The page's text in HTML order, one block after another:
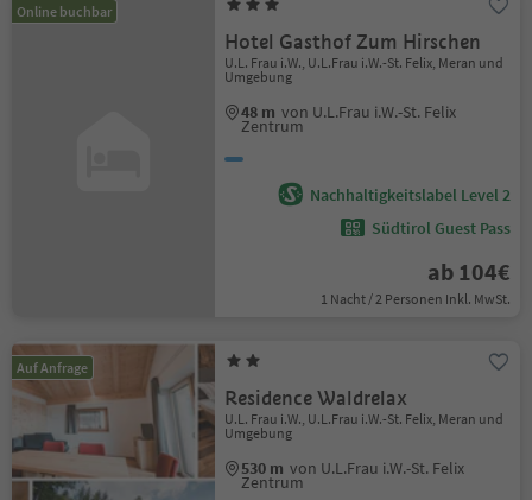
Online buchbar
Hotel Gasthof Zum Hirschen
U.L. Frau i.W., U.L.Frau i.W.-St. Felix, Meran und
Umgebung
48 m von U.L.Frau i.W.-St. Felix
Zentrum
Nachhaltigkeitslabel Level 2
Südtirol Guest Pass
ab 104€
1 Nacht / 2 Personen Inkl. MwSt.
Auf Anfrage
Residence Waldrelax
U.L. Frau i.W., U.L.Frau i.W.-St. Felix, Meran und
Umgebung
530 m von U.L.Frau i.W.-St. Felix
Zentrum